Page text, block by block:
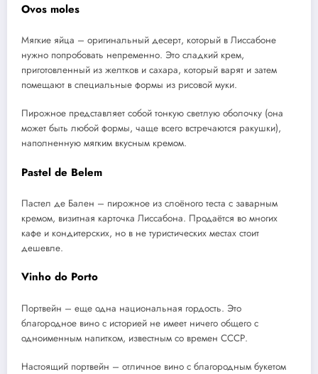
Ovos moles
Мягкие яйца – оригинальный десерт, который в Лиссабоне
нужно попробовать непременно. Это сладкий крем,
приготовленный из желтков и сахара, который варят и затем
помещают в специальные формы из рисовой муки.
Пирожное представляет собой тонкую светлую оболочку (она
может быть любой формы, чаще всего встречаются ракушки),
наполненную мягким вкусным кремом.
Pastel de Belem
Пастел де Бален – пирожное из слоёного теста с заварным
кремом, визитная карточка Лиссабона. Продаётся во многих
кафе и кондитерских, но в не туристических местах стоит
дешевле.
Vinho do Porto
Портвейн – еще одна национальная гордость. Это
благородное вино с историей не имеет ничего общего с
одноименным напитком, известным со времен СССР.
Настоящий портвейн – отличное вино с благородным букетом